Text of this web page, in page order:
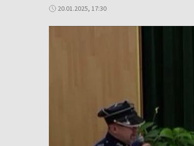
20.01.2025, 17:30